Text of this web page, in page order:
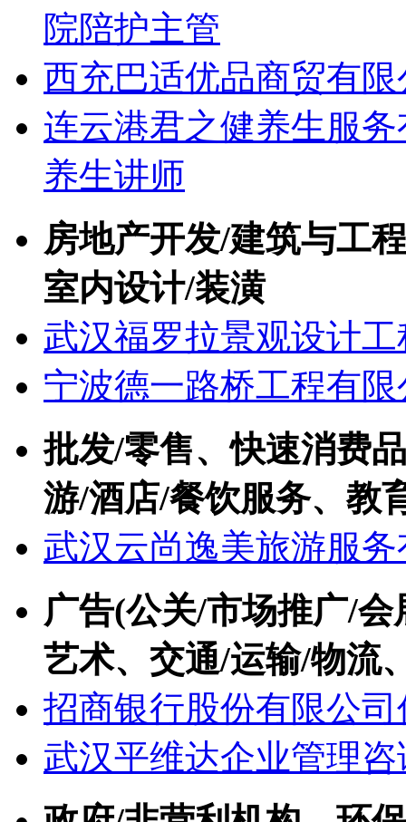
院陪护主管
西充巴适优品商贸有限
连云港君之健养生服
养生讲师
房地产开发/建筑与工
室内设计/装潢
武汉福罗拉景观设计
宁波德一路桥工程有限
批发/零售、快速消费
游/酒店/餐饮服务、教
武汉云尚逸美旅游服
广告(公关/市场推广/
艺术、交通/运输/物流
招商银行股份有限公
武汉平维达企业管理